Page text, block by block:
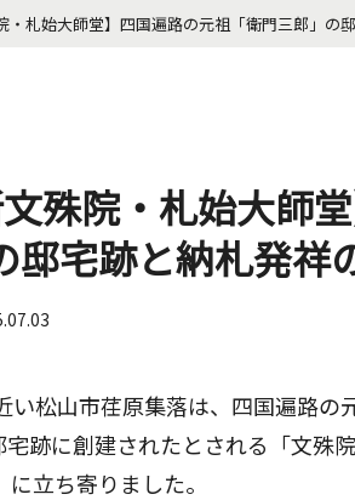
・札始大師堂】四国遍路の元祖「衛門三郎」の
文殊院・札始大師
邸宅跡と納札発祥
い松山市荏原集落は、四国遍路の
跡に創建されたとされる「文殊
立ち寄りました。